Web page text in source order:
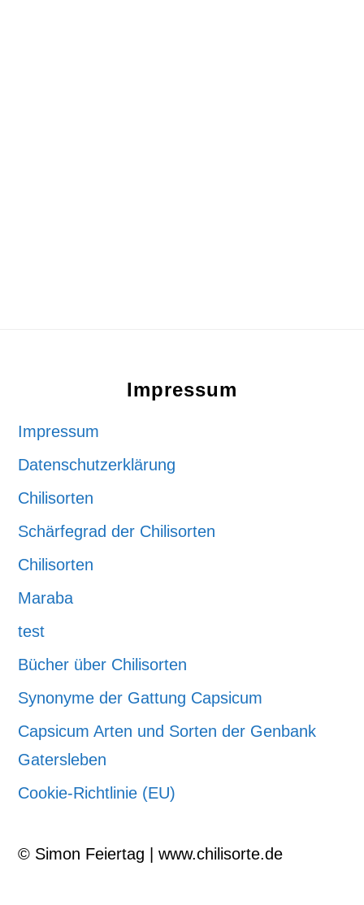
Impressum
Impressum
Datenschutzerklärung
Chilisorten
Schärfegrad der Chilisorten
Chilisorten
Maraba
test
Bücher über Chilisorten
Synonyme der Gattung Capsicum
Capsicum Arten und Sorten der Genbank
Gatersleben
Cookie-Richtlinie (EU)
© Simon Feiertag | www.chilisorte.de